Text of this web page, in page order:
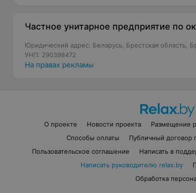
Частное унитарное предприятие по
Юридический адрес: Беларусь, Брестская область,
УНП: 290398472
На правах рекламы
О проекте Новости проекта Размещение
Способы оплаты
Публичный договор
Пользовательское соглашение
Написать в
Написать руководителю relax.by
Обработка